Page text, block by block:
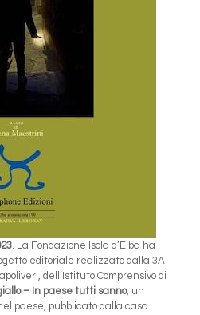
. La Fondazione Isola d’Elba ha
editoriale realizzato dalla 3A
dell’Istituto Comprensivo di
– In paese tutti sanno, un
paese, pubblicato dalla casa